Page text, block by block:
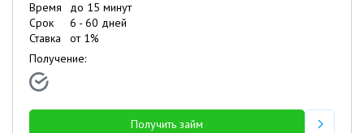
Время
до 15 минут
Срок
6 - 60 дней
Ставка
от 1%
Получение:
Получить займ